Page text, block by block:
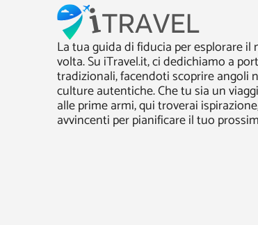
La tua guida di fiducia per esplorare
volta. Su iTravel.it, ci dedichiamo a
tradizionali, facendoti scoprire angoli
culture autentiche. Che tu sia un
alle prime armi, qui troverai
avvincenti per pianificare il tuo